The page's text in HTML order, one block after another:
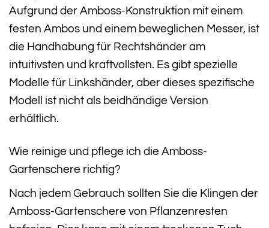
Aufgrund der Amboss-Konstruktion mit einem
festen Ambos und einem beweglichen Messer, ist
die Handhabung für Rechtshänder am
intuitivsten und kraftvollsten. Es gibt spezielle
Modelle für Linkshänder, aber dieses spezifische
Modell ist nicht als beidhändige Version
erhältlich.
Wie reinige und pflege ich die Amboss-
Gartenschere richtig?
Nach jedem Gebrauch sollten Sie die Klingen der
Amboss-Gartenschere von Pflanzenresten